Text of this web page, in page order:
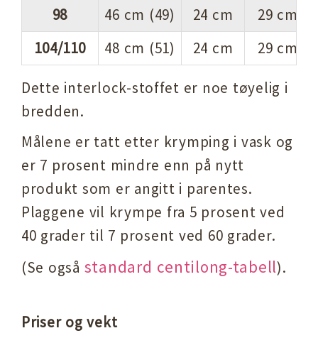
98
46 cm (49) 24 cm
29 cm
104/110
48 cm (51) 24 cm 29 cm
Dette interlock-stoffet er noe tøyelig i
bredden.
Målene er tatt etter krymping i vask og
er 7 prosent mindre enn på nytt
produkt som er angitt i parentes.
Plaggene vil krympe fra 5 prosent ved
40 grader til 7 prosent ved 60 grader.
(Se også standard centilong-tabell).
Priser og vekt